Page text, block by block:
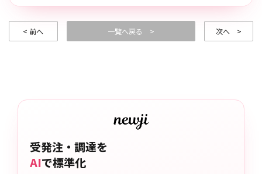
< 前へ 一覧へ戻る > 次へ >
受発注・調達を
AIで標準化